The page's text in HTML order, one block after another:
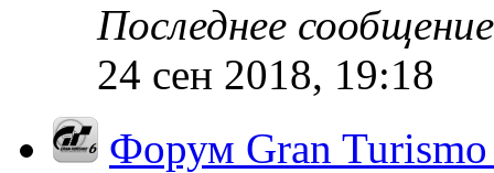
Последнее сообщение
24 сен 2018, 19:18
Форум Gran